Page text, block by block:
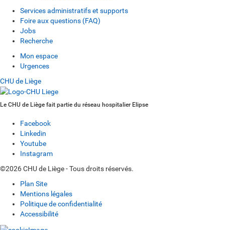
Services administratifs et supports
Foire aux questions (FAQ)
Jobs
Recherche
Mon espace
Urgences
CHU de Liège
Le CHU de Liège fait partie du réseau hospitalier Elipse
Facebook
Linkedin
Youtube
Instagram
©2026 CHU de Liège - Tous droits réservés.
Plan Site
Mentions légales
Politique de confidentialité
Accessibilité